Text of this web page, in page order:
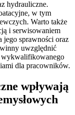
hydrauliczne.
w tym
Warto także
i serwisowaniem
jego sprawności oraz
uwzględnić
wykwalifikowanego
dla pracowników.
wpływają